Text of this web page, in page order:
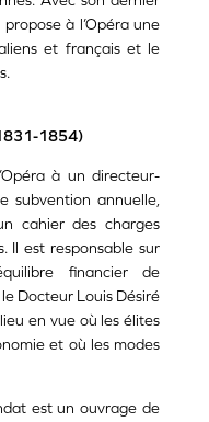
à l’Opéra une
et français et le
1854)
à un directeur-
subvention annuelle,
cahier des charges
Il est responsable sur
financier de
Docteur Louis Désiré
en vue où les élites
et où les modes
est un ouvrage de